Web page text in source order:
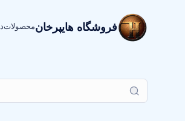
فروشگاه هایپرخانمحصولات